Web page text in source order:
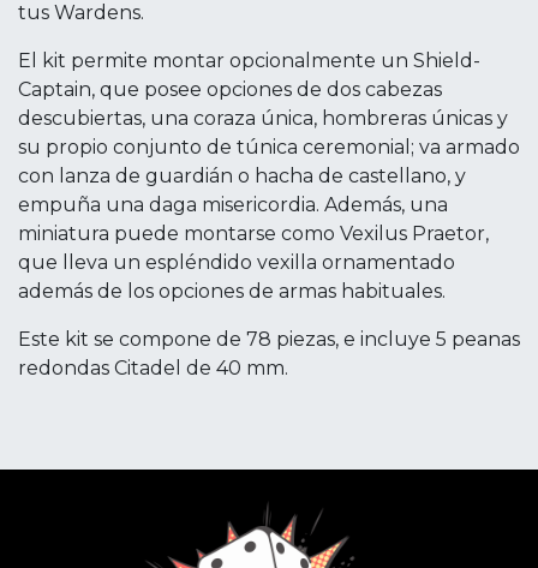
tus Wardens.
El kit permite montar opcionalmente un Shield-
Captain, que posee opciones de dos cabezas
descubiertas, una coraza única, hombreras únicas y
su propio conjunto de túnica ceremonial; va armado
con lanza de guardián o hacha de castellano, y
empuña una daga misericordia. Además, una
miniatura puede montarse como Vexilus Praetor,
que lleva un espléndido vexilla ornamentado
además de los opciones de armas habituales.
Este kit se compone de 78 piezas, e incluye 5 peanas
redondas Citadel de 40 mm.